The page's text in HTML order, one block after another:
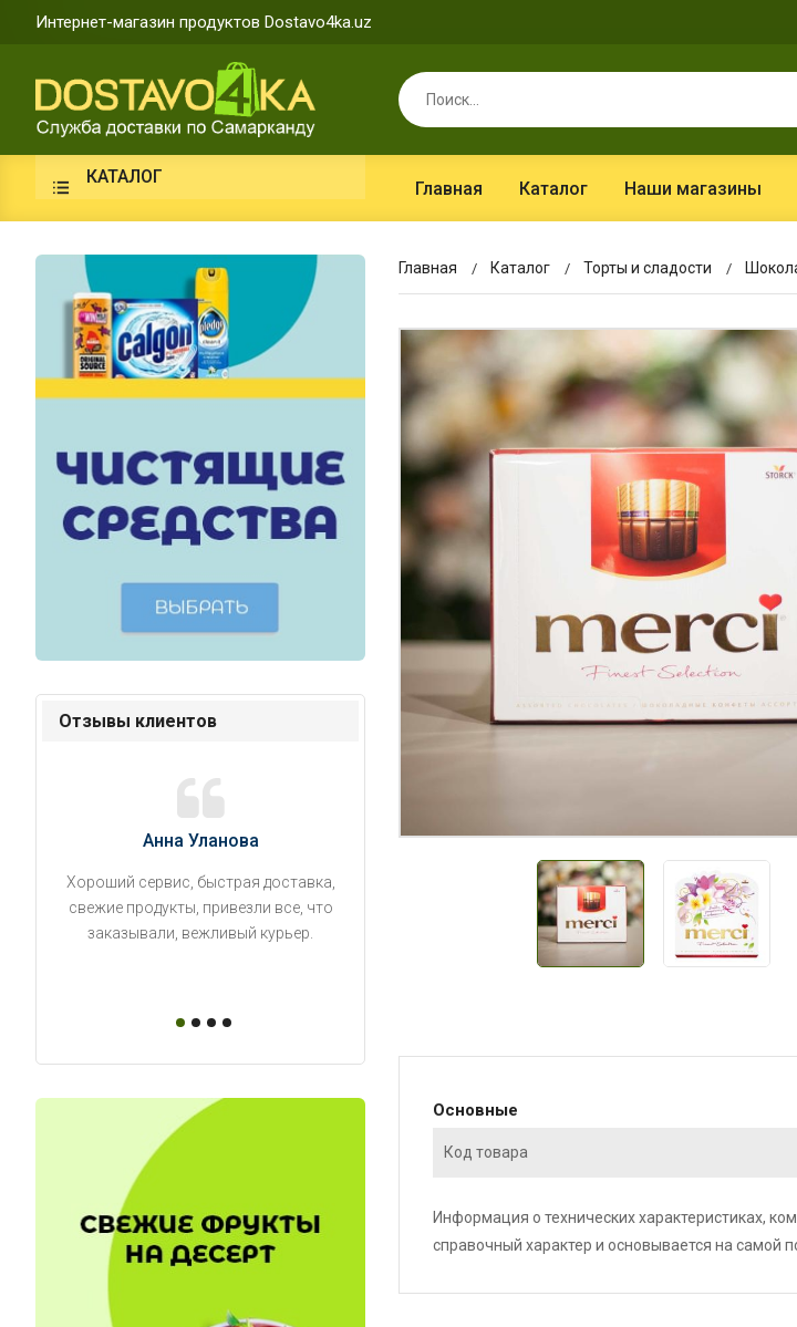
Интернет-магазин продуктов Dostavo4ka.uz
КАТАЛОГ
Главная Каталог Наши магазины
Отзывы клиентов
Анна Уланова
Хороший сервис, быстрая доставка,
свежие продукты, привезли все, что
заказывали, вежливый курьер.
Александр П.
Продукты привезли в указанное
время. Занесли на 5 этаж без лифта,
аккуратно поставили. Всё хорошо
Ольга
Лежу в больнице, сделала
привезли раньше
времени. Курьер Анвар,
Главная Каталог Торты и сладости
Основные
Код товара
Информация о технических характеристиках,
справочный характер и основывается на